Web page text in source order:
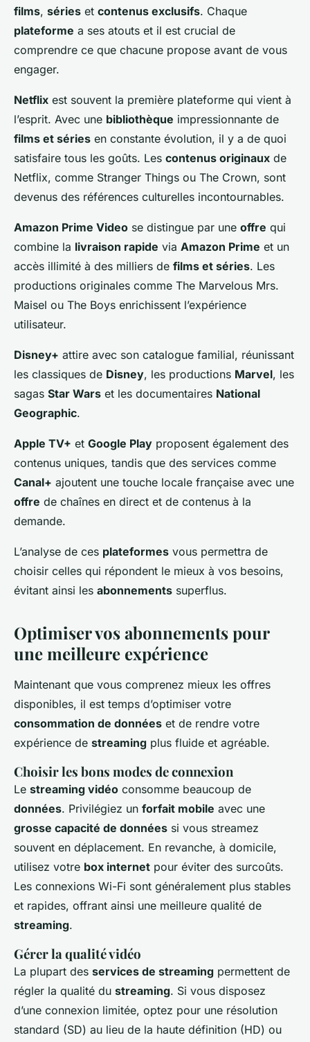
films, séries et contenus exclusifs. Chaque
plateforme a ses atouts et il est crucial de
comprendre ce que chacune propose avant de vous
engager.
Netflix est souvent la première plateforme qui vient à
l’esprit. Avec une bibliothèque impressionnante de
films et séries en constante évolution, il y a de quoi
satisfaire tous les goûts. Les contenus originaux de
Netflix, comme Stranger Things ou The Crown, sont
devenus des références culturelles incontournables.
Amazon Prime Video se distingue par une offre qui
combine la livraison rapide via Amazon Prime et un
accès illimité à des milliers de films et séries. Les
productions originales comme The Marvelous Mrs.
Maisel ou The Boys enrichissent l’expérience
utilisateur.
Disney+ attire avec son catalogue familial, réunissant
les classiques de Disney, les productions Marvel, les
sagas Star Wars et les documentaires National
Geographic.
Apple TV+ et Google Play proposent également des
contenus uniques, tandis que des services comme
Canal+ ajoutent une touche locale française avec une
offre de chaînes en direct et de contenus à la
demande.
L’analyse de ces plateformes vous permettra de
choisir celles qui répondent le mieux à vos besoins,
évitant ainsi les abonnements superflus.
Optimiser vos abonnements pour
une meilleure expérience
Maintenant que vous comprenez mieux les offres
disponibles, il est temps d’optimiser votre
consommation de données et de rendre votre
expérience de streaming plus fluide et agréable.
Choisir les bons modes de connexion
Le streaming vidéo consomme beaucoup de
données. Privilégiez un forfait mobile avec une
grosse capacité de données si vous streamez
souvent en déplacement. En revanche, à domicile,
utilisez votre box internet pour éviter des surcoûts.
Les connexions Wi-Fi sont généralement plus stables
et rapides, offrant ainsi une meilleure qualité de
streaming.
Gérer la qualité vidéo
La plupart des services de streaming permettent de
régler la qualité du streaming. Si vous disposez
d’une connexion limitée, optez pour une résolution
standard (SD) au lieu de la haute définition (HD) ou